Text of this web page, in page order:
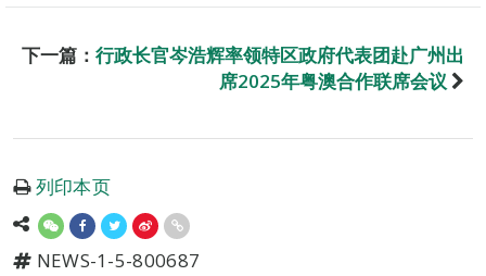
下一篇： 行政长官岑浩辉率领特区政府代表团赴广州出
席2025年粤澳合作联席会议
列印本页
NEWS-1-5-800687